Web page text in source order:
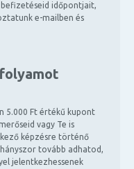
időpontjait,
e-mailben és
5.000 Ft értékű kupont
vagy Te is
képzésre történő
tovább adhatod,
jelentkezhessenek